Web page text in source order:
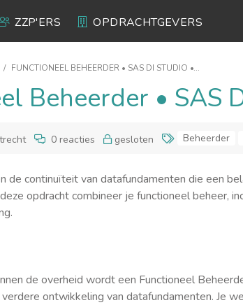
ZZP'ERS OPDRACHTGEVERS
/ FUNCTIONEEL BEHEERDER • SAS DI STUDIO •...
Beheerder • SAS
0 reacties gesloten Beheerder
de continuïteit van datafundamenten die een
opdracht combineer je functioneel beheer,
de overheid wordt een Functioneel
ontwikkeling van datafundamenten. Je